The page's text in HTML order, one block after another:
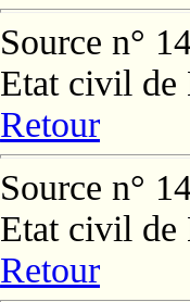
Source n°
Etat civil de
Retour
Source n°
Etat civil de
Retour